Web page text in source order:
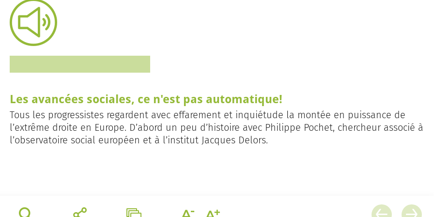
Les avancées sociales, ce n'est pas automatique!
Tous les progressistes regardent avec effarement et inquiétude la montée en puissance de
l’extrême droite en Europe. D’abord un peu d’histoire avec Philippe Pochet, chercheur associé à
l’observatoire social européen et à l’institut Jacques Delors.